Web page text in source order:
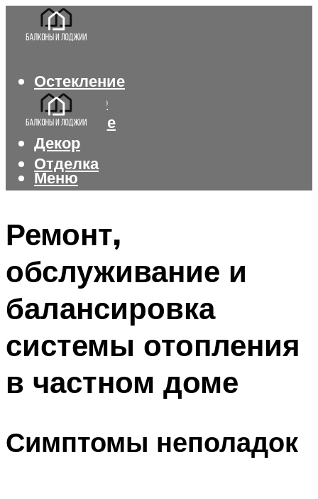
Остекление
Интерьер
Утепление
Декор
Отделка
Меню
Ремонт,
обслуживание и
балансировка
системы отопления
в частном доме
Симптомы неполадок